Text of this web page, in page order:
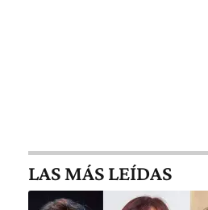
LAS MÁS LEÍDAS